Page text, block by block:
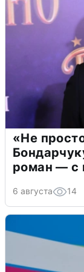
«Не
роман — с
6 августа 14